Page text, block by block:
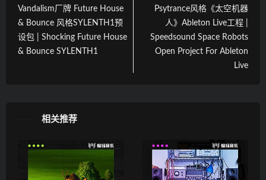
Vandalism厂牌 Future House
& Bounce 风格SYLENTH1预
设包 | Shocking Future House
& Bounce SYLENTH1
Psytrance风格《太空机器
人》Ableton Live工程 |
Speedsound Space Robots
Open Project For Ableton
Live
相关推荐